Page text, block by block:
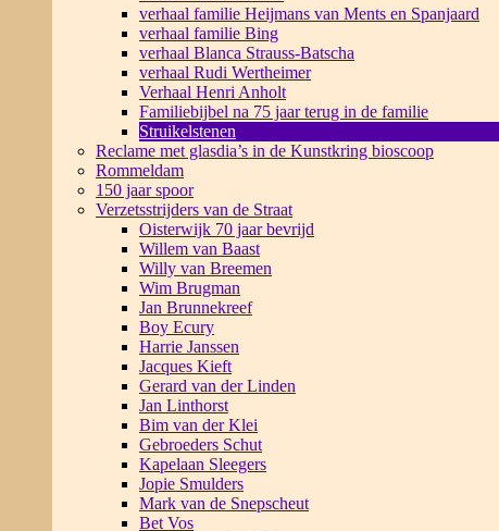
verhaal familie Heijmans van Ments en Spanjaard
verhaal familie Bing
verhaal Blanca Strauss-Batscha
verhaal Rudi Wertheimer
Verhaal Henri Anholt
Familiebijbel na 75 jaar terug in de familie
Struikelstenen
Reclame met glasdia’s in de Kunstkring bioscoop
Rommeldam
150 jaar spoor
Verzetsstrijders van de Straat
Oisterwijk 70 jaar bevrijd
Willem van Baast
Willy van Breemen
Wim Brugman
Jan Brunnekreef
Boy Ecury
Harrie Janssen
Jacques Kieft
Gerard van der Linden
Jan Linthorst
Bim van der Klei
Gebroeders Schut
Kapelaan Sleegers
Jopie Smulders
Mark van de Snepscheut
Bet Vos